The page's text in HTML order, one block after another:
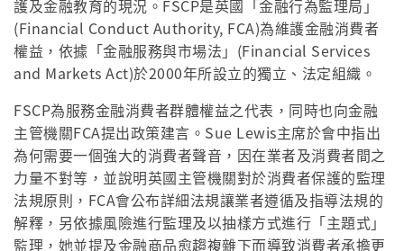
護及金融教育的現況。FSCP是英國「金融行為監理局」
(Financial Conduct Authority, FCA)為維護金融消費者
權益，依據「金融服務與市場法」(Financial Services
and Markets Act)於2000年所設立的獨立、法定組織。
FSCP為服務金融消費者群體權益之代表，同時也向金融
主管機關FCA提出政策建言。Sue Lewis主席於會中指出
為何需要一個強大的消費者聲音，因在業者及消費者間之
力量不對等，並說明英國主管機關對於消費者保護的監理
法規原則，FCA會公布詳細法規讓業者遵循及指導法規的
解釋，另依據風險進行監理及以抽樣方式進行「主題式」
監理，她並提及金融商品愈趨複雜下而導致消費者承擔更